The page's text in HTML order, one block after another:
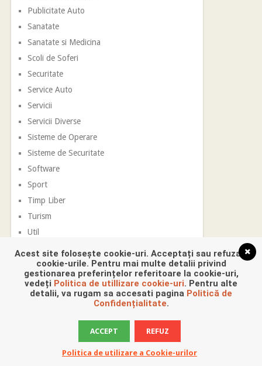
Publicitate Auto
Sanatate
Sanatate si Medicina
Scoli de Soferi
Securitate
Service Auto
Servicii
Servicii Diverse
Sisteme de Operare
Sisteme de Securitate
Software
Sport
Timp Liber
Turism
Util
Promovare Digitala Copyright © 2026.
Acest site folosește cookie-uri. Acceptați sau refuzați
cookie-urile. Pentru mai multe detalii privind
gestionarea preferințelor referitoare la cookie-uri,
vedeți Politica de utillizare cookie-uri. Pentru alte
detalii, va rugam sa accesati pagina Politică de
Confidențialitate.
ACCEPT REFUZ
Politica de utilizare a Cookie-urilor